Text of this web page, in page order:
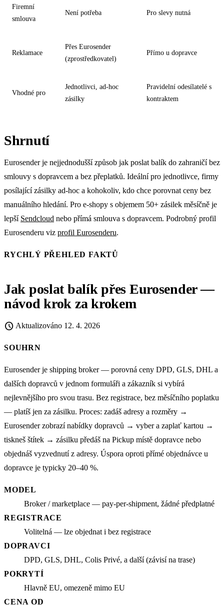
Firemní
smlouva
Není potřeba Pro slevy nutná
Reklamace
Přes Eurosender
(zprostředkovatel)
Přímo u dopravce
Vhodné pro
Jednotlivci, ad-hoc
zásilky
Pravidelní odesílatelé s
kontraktem
Shrnutí
Eurosender je nejjednodušší způsob jak poslat balík do zahraničí bez
smlouvy s dopravcem a bez přeplatků. Ideální pro jednotlivce, firmy
posílající zásilky ad-hoc a kohokoliv, kdo chce porovnat ceny bez
manuálního hledání. Pro e-shopy s objemem 50+ zásilek měsíčně je
lepší Sendcloud nebo přímá smlouva s dopravcem. Podrobný profil
Eurosenderu viz profil Eurosenderu.
RYCHLÝ PŘEHLED FAKTŮ
Jak poslat balík přes Eurosender —
návod krok za krokem
schedule Aktualizováno 12. 4. 2026
SOUHRN
Eurosender je shipping broker — porovná ceny DPD, GLS, DHL a
dalších dopravců v jednom formuláři a zákazník si vybírá
nejlevnějšího pro svou trasu. Bez registrace, bez měsíčního poplatku
— platíš jen za zásilku. Proces: zadáš adresy a rozměry →
Eurosender zobrazí nabídky dopravců → vyber a zaplať kartou →
tiskneš štítek → zásilku předáš na Pickup místě dopravce nebo
objednáš vyzvednutí z adresy. Úspora oproti přímé objednávce u
dopravce je typicky 20–40 %.
MODEL
Broker / marketplace — pay-per-shipment, žádné předplatné
REGISTRACE
Volitelná — lze objednat i bez registrace
DOPRAVCI
DPD, GLS, DHL, Colis Privé, a další (závisí na trase)
POKRYTÍ
Hlavně EU, omezeně mimo EU
CENA OD